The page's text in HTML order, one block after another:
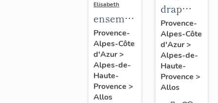
Elisabeth
ensemble
de 4
chandeliers
Provence-
Alpes-Côte
d'Azur>
Alpes-de-
Haute-
Provence >
Allos
drap
mortuaire
Provence-
Alpes-Côte
d'Azur>
Alpes-de-
Haute-
Provence >
Allos